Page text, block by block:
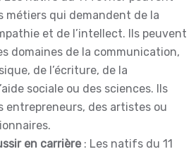
métiers qui demandent de la
et de l’intellect. Ils peuvent
domaines de la communication,
de l’écriture, de la
sociale ou des sciences. Ils
entrepreneurs, des artistes ou
en carrière : Les natifs du 11